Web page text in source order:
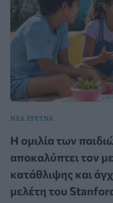
ΝΕΑ ΕΡΕΥΝΑ
Η ομιλία των
αποκαλύπτει τον
κατάθλιψης και
μελέτη του